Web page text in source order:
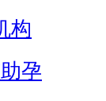
构
孕